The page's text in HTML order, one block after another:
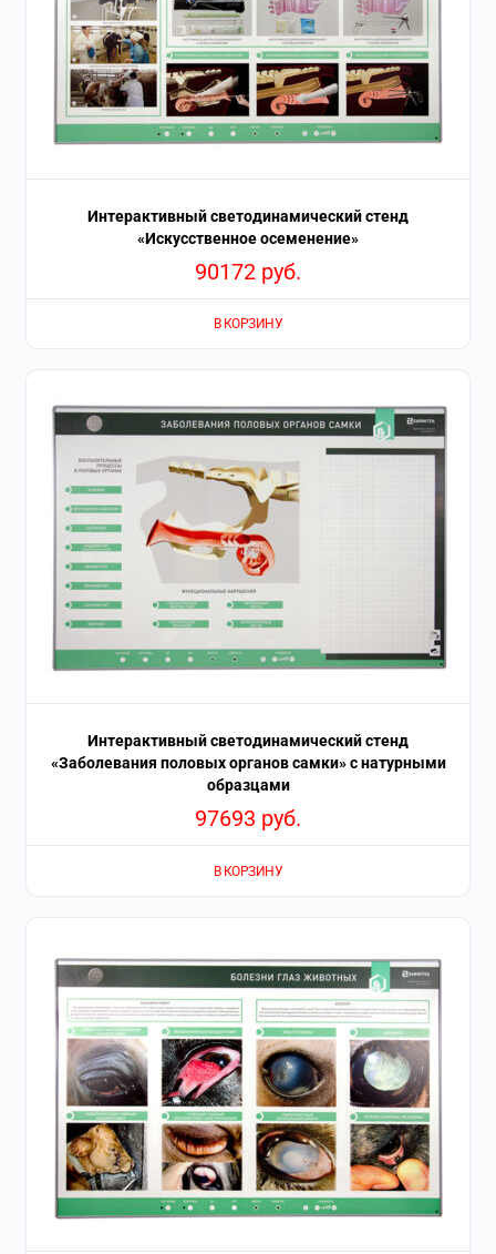
Интерактивный светодинамический стенд
«Искусственное осеменение»
90172 руб.
В КОРЗИНУ
Интерактивный светодинамический стенд
«Заболевания половых органов самки» с натурными
образцами
97693 руб.
В КОРЗИНУ